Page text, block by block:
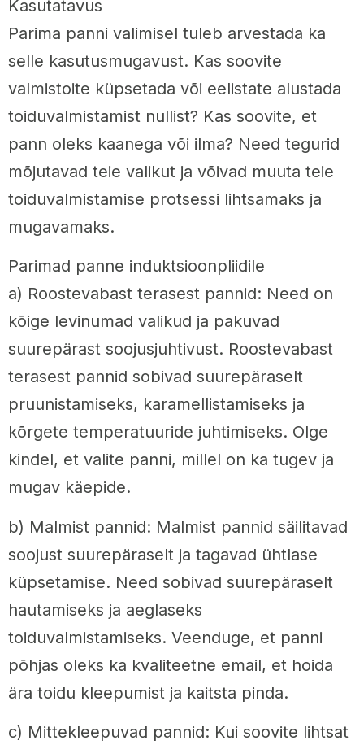
Kasutatavus
Parima panni valimisel tuleb arvestada ka
selle kasutusmugavust. Kas soovite
valmistoite küpsetada või eelistate alustada
toiduvalmistamist nullist? Kas soovite, et
pann oleks kaanega või ilma? Need tegurid
mõjutavad teie valikut ja võivad muuta teie
toiduvalmistamise protsessi lihtsamaks ja
mugavamaks.
Parimad panne induktsioonpliidile
a) Roostevabast terasest pannid: Need on
kõige levinumad valikud ja pakuvad
suurepärast soojusjuhtivust. Roostevabast
terasest pannid sobivad suurepäraselt
pruunistamiseks, karamellistamiseks ja
kõrgete temperatuuride juhtimiseks. Olge
kindel, et valite panni, millel on ka tugev ja
mugav käepide.
b) Malmist pannid: Malmist pannid säilitavad
soojust suurepäraselt ja tagavad ühtlase
küpsetamise. Need sobivad suurepäraselt
hautamiseks ja aeglaseks
toiduvalmistamiseks. Veenduge, et panni
põhjas oleks ka kvaliteetne email, et hoida
ära toidu kleepumist ja kaitsta pinda.
c) Mittekleepuvad pannid: Kui soovite lihtsat